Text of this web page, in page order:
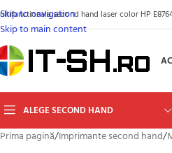
Skip to navigation
Skip to main content
second hand laser color HP
ALEGE SECOND HAND
Prima pagină/Imprimante second hand/